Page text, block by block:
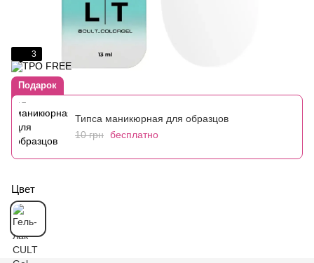
3
Подарок
Типса маникюрная для образцов
10 грн бесплатно
Цвет